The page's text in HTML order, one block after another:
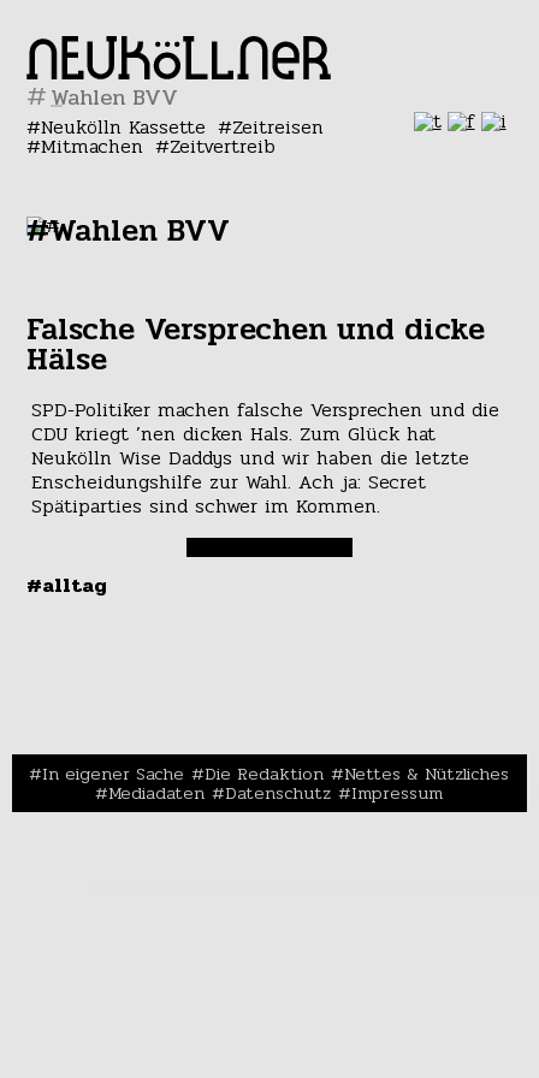
#
Neukölln Kassette Zeitreisen
Mitmachen Zeitvertreib
#Wahlen BVV
Falsche Versprechen und dicke
Hälse
SPD-Politiker machen falsche Versprechen und die
CDU kriegt ’nen dicken Hals. Zum Glück hat
Neukölln Wise Daddys und wir haben die letzte
Enscheidungshilfe zur Wahl. Ach ja: Secret
Spätiparties sind schwer im Kommen.
#alltag
In eigener Sache Die Redaktion Nettes & Nützliches
Mediadaten Datenschutz Impressum